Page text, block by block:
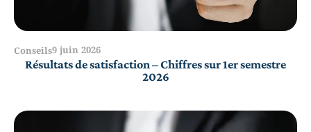
Conseils9 juin 2026
Résultats de satisfaction – Chiffres sur 1er semestre
2026